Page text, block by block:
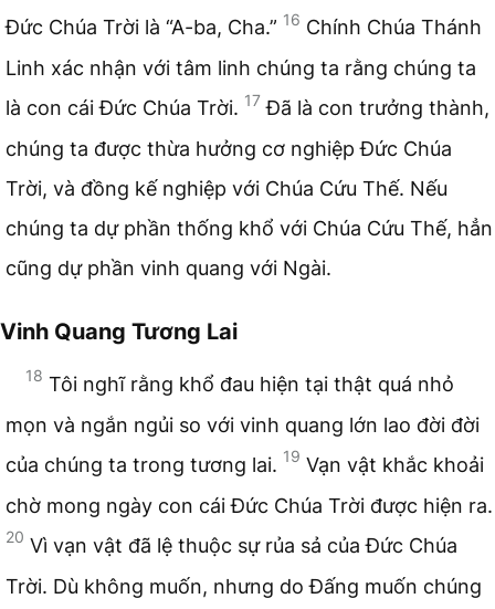
Đức Chúa Trời là “A-ba, Cha.” 16 Chính Chúa Thánh
Linh xác nhận với tâm linh chúng ta rằng chúng ta
là con cái Đức Chúa Trời. 17 Đã là con trưởng thành,
chúng ta được thừa hưởng cơ nghiệp Đức Chúa
Trời, và đồng kế nghiệp với Chúa Cứu Thế. Nếu
chúng ta dự phần thống khổ với Chúa Cứu Thế, hẳn
cũng dự phần vinh quang với Ngài.
Vinh Quang Tương Lai
18 Tôi nghĩ rằng khổ đau hiện tại thật quá nhỏ
mọn và ngắn ngủi so với vinh quang lớn lao đời đời
của chúng ta trong tương lai. 19 Vạn vật khắc khoải
chờ mong ngày con cái Đức Chúa Trời được hiện ra.
20 Vì vạn vật đã lệ thuộc sự rủa sả của Đức Chúa
Trời. Dù không muốn, nhưng do Đấng muốn chúng